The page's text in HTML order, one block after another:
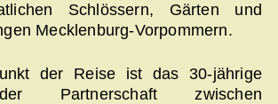
Schlössern, Gärten und
Mecklenburg-Vorpommern.
der Reise ist das 30-jährige
Partnerschaft zwischen